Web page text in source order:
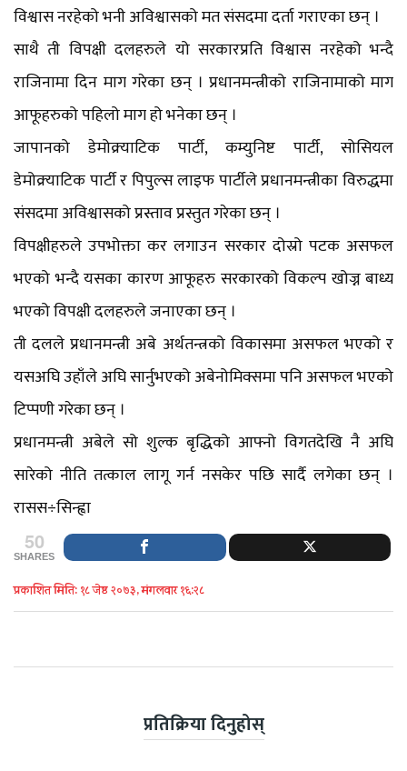
विश्वास नरहेको भनी अविश्वासको मत संसदमा दर्ता गराएका छन् ।
साथै ती विपक्षी दलहरुले यो सरकारप्रति विश्वास नरहेको भन्दै
राजिनामा दिन माग गरेका छन् । प्रधानमन्त्रीको राजिनामाको माग
आफूहरुको पहिलो माग हो भनेका छन् ।
जापानको डेमोक्र्याटिक पार्टी, कम्युनिष्ट पार्टी, सोसियल
डेमोक्र्याटिक पार्टी र पिपुल्स लाइफ पार्टीले प्रधानमन्त्रीका विरुद्धमा
संसदमा अविश्वासको प्रस्ताव प्रस्तुत गरेका छन् ।
विपक्षीहरुले उपभोक्ता कर लगाउन सरकार दोस्रो पटक असफल
भएको भन्दै यसका कारण आफूहरु सरकारको विकल्प खोज्न बाध्य
भएको विपक्षी दलहरुले जनाएका छन् ।
ती दलले प्रधानमन्त्री अबे अर्थतन्त्रको विकासमा असफल भएको र
यसअघि उहाँले अघि सार्नुभएको अबेनोमिक्समा पनि असफल भएको
टिप्पणी गरेका छन् ।
प्रधानमन्त्री अबेले सो शुल्क बृद्धिको आफ्नो विगतदेखि नै अघि
सारेको नीति तत्काल लागू गर्न नसकेर पछि सार्दै लगेका छन् ।
रासस÷सिन्ह्वा
50
SHARES
प्रकाशित मिति: १८ जेष्ठ २०७३, मंगलवार १६:२८
प्रतिक्रिया दिनुहोस्